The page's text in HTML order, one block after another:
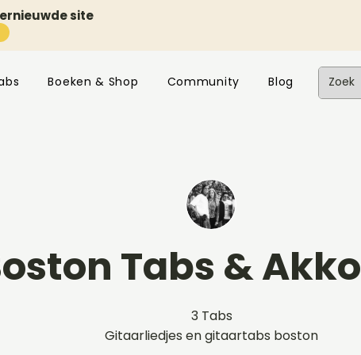
site
Boeken & Shop Community Blog
Tabs &
3 Tabs
Gitaarliedjes en gitaartabs boston